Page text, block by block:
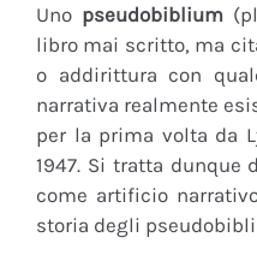
Uno pseudobiblium
libro mai scritto, ma
o addirittura con
narrativa realmente
per la prima volta da
1947. Si tratta
come artificio
storia degli